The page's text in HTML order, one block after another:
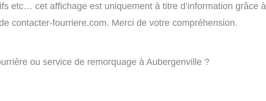
etc… cet affichage est uniquement à titre d’information grâce à
contacter-fourriere.com. Merci de votre compréhension.
ou service de remorquage à Aubergenville ?